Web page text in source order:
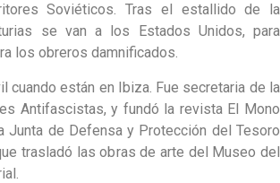
Soviéticos. Tras el estallido de la
se van a los Estados Unidos, para
los obreros damnificados.
cuando están en Ibiza. Fue secretaria de la
Antifascistas, y fundó la revista El Mono
Junta de Defensa y Protección del Tesoro
trasladó las obras de arte del Museo del